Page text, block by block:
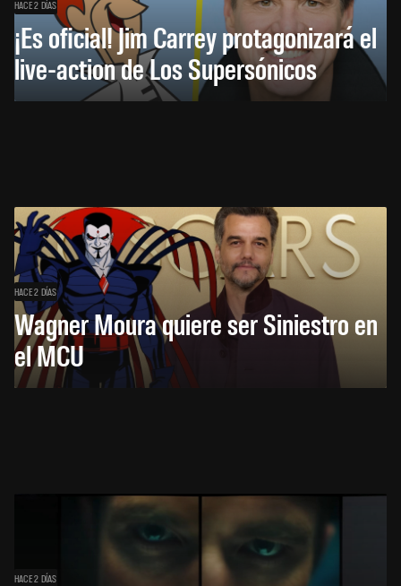
HACE 2 DÍAS
¡Es oficial! Jim Carrey protagonizará el
live-action de Los Supersónicos
HACE 2 DÍAS
Wagner Moura quiere ser Siniestro en
el MCU
HACE 2 DÍAS